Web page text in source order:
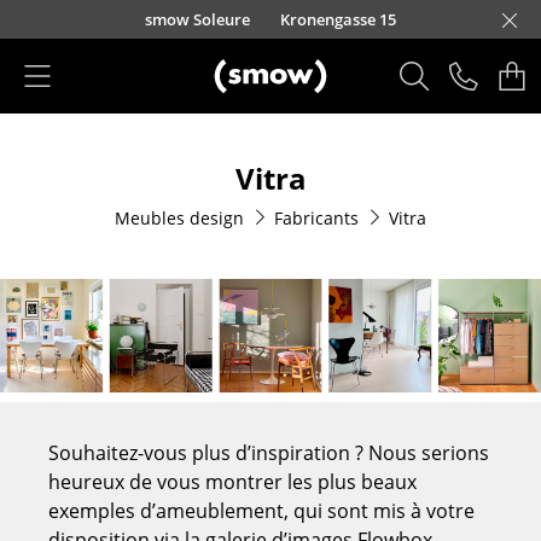
Accéder directement au contenu
smow Soleure Kronengasse 15
Chaises de cuisine & salle à manger
Canapés
Fauteuils
Fauteuils lounge
Chaises cantilever
Chaises et Tabourets de bar
Vitra
Meubles design Fabricants Vitra
Souhaitez-vous plus d’inspiration ? Nous serions
heureux de vous montrer les plus beaux
exemples d’ameublement, qui sont mis à votre